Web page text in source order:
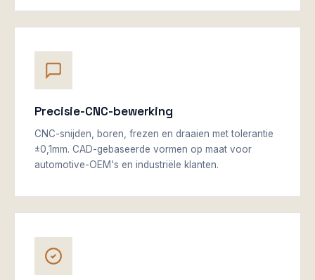
Precisie-CNC-bewerking
CNC-snijden, boren, frezen en draaien met tolerantie
±0,1mm. CAD-gebaseerde vormen op maat voor
automotive-OEM's en industriële klanten.